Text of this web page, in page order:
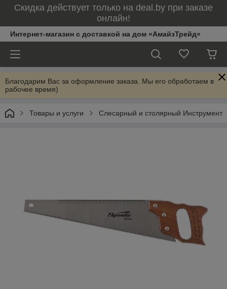
Скидка действует только на deal.by при заказе
онлайн!
Интернет-магазин с доставкой на дом «АмайзТрейд»
Благодарим Вас за оформление заказа. Мы его обработаем в
рабочее время)
Товары и услуги Слесарный и столярный Инструмент